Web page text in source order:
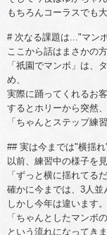
もちろんコーラスでも
# 次なる課題は..."マン
ここから話はまさかの方
「祇園でマンボ」は、
め、
実際に踊ってくれるお
するとホリーから突然、
「ちゃんとステップ練
## 実は今までは"横揺
以前、練習中の様子を
「ずっと横に揺れてる
確かに今までは、3人並
しかし今年は違います。
「ちゃんとしたマンボ
という流れになってきま